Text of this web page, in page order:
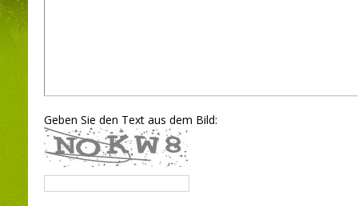
Geben Sie den Text aus dem Bild: